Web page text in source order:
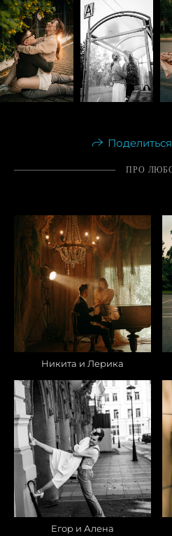
ПРО
Никита и Лерика
Егор и Алена